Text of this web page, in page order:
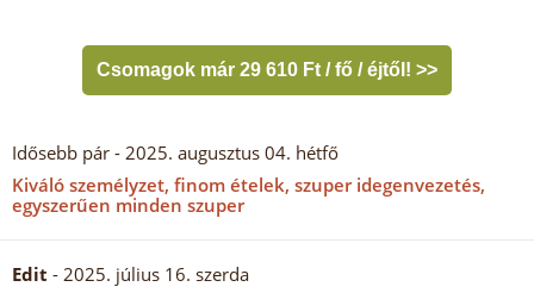
Csomagok már 29 610 Ft / fő / éjtől! >>
Idősebb pár - 2025. augusztus 04. hétfő
Kiváló személyzet, finom ételek, szuper idegenvezetés,
egyszerűen minden szuper
Edit - 2025. július 16. szerda